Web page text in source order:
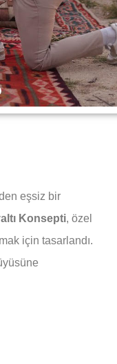
eşsiz bir
Konsepti, özel
için tasarlandı.